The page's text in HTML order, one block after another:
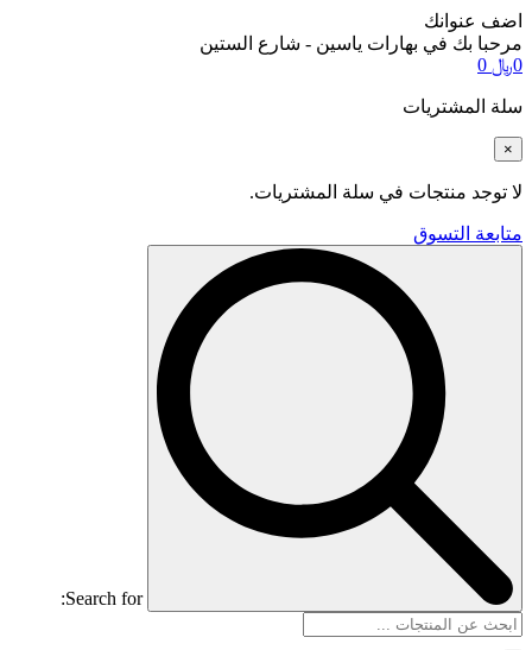
اضف عنوانك
مرحبا بك في بهارات ياسين - شارع الستين
0﷼ 0
سلة المشتريات
×
لا توجد منتجات في سلة المشتريات.
متابعة التسوق
Search for: